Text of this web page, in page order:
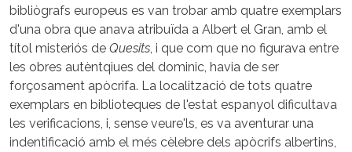
bibliògrafs europeus es van trobar amb quatre exemplars
d'una obra que anava atribuïda a Albert el Gran, amb el
títol misteriós de Quesits, i que com que no figurava entre
les obres autèntqiues del dominic, havia de ser
forçosament apòcrifa. La localització de tots quatre
exemplars en biblioteques de l'estat espanyol dificultava
les verificacions, i, sense veure'ls, es va aventurar una
indentificació amb el més cèlebre dels apòcrifs albertins,